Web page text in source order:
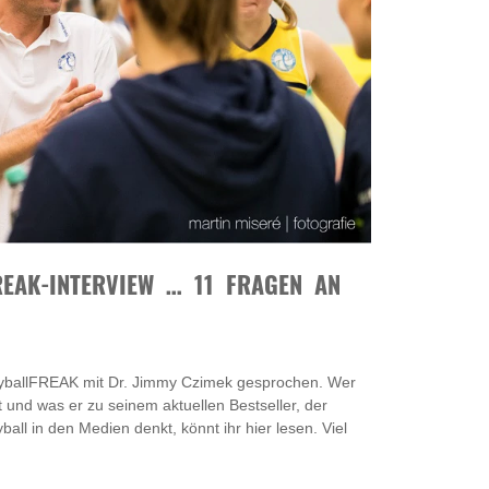
INTERVIEW … 11 FRAGEN AN J
mit Dr. Jimmy Czimek gesprochen. Wer
was er zu seinem aktuellen Bestseller, der
in den Medien denkt, könnt ihr hier lesen. Viel